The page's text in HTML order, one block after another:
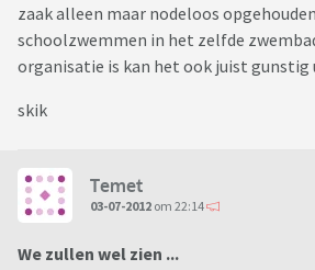
zaak alleen maar nodeloos
schoolzwemmen in het zelfde
organisatie is kan het ook juist gunstig
skik
Temet
03-07-2012 om 22:14
We zullen wel zien ...